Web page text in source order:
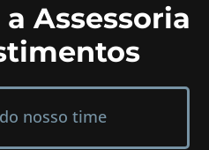
Assessoria
nosso time